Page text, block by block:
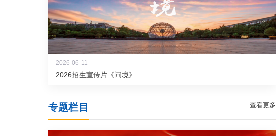
2026-06-11
2026招生宣传片《问境》
专题栏目 查看更多